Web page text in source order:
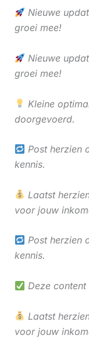
Nieuwe
groei mee!
Nieuwe
groei mee!
Kleine
doorgevoerd.
Post herzien
kennis.
Laatst
voor jouw
Post herzien
kennis.
Deze
Laatst
voor jouw